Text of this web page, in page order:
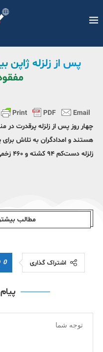
هستند و امدادگران به تلاش برای
زلزله دست‌کم ۹۴ کشته و ۴۶۰ زخمی بر جای گذاشت.
مطالب
اشتراک گذاری 0